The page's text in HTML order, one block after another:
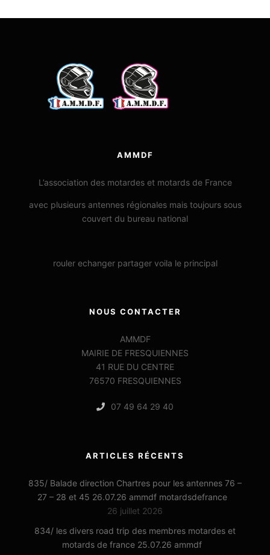
AMMDF
L’association des motardes et motards de France
avec plusieurs antennes régionales mais toujours sous
couvert du bureau national
rouler echanger partager voila le principal
NOUS CONTACTER
AMMDF
MAIRIE DE FRESQUIENNES
41 RUE DU CENTRE
76570 FRESQUIENNES
07 49 64 29 40
ARTICLES RÉCENTS
835/ Balade direction Chartres pour les antennes 76 –
27 – 28 et 45 26.07.26 ammdf motardsdefrance
26 juillet 2026
834/ les divers road trip des membres motardes et
motards de france 25.07.26 ammdf